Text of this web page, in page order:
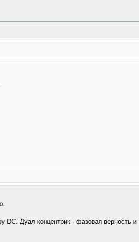
DC. Дуал концентрик - фазовая